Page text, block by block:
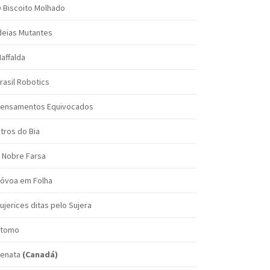
Biscoito Molhado
Mutantes
Robotics
Equivocados
do Bia
Nobre Farsa
em Folha
ditas pelo Sujera
(Canadá)